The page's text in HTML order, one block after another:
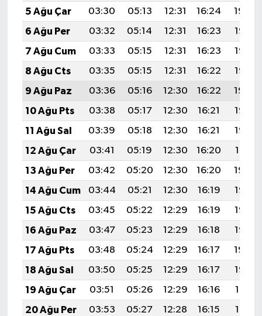
5 Ağu Çar
03:30 05:13 12:31 16:24
19:39
6 Ağu Per
03:32 05:14 12:31 16:23
19:38
7 Ağu Cum
03:33 05:15 12:31 16:23
19:37
8 Ağu Cts
03:35 05:15 12:31 16:22
19:36
9 Ağu Paz
03:36 05:16 12:30 16:22
19:34
10 Ağu Pts
03:38 05:17 12:30 16:21
19:33
11 Ağu Sal
03:39 05:18 12:30 16:21
19:32
12 Ağu Çar
03:41 05:19 12:30 16:20
19:31
13 Ağu Per
03:42 05:20 12:30 16:20
19:29
14 Ağu Cum
03:44 05:21 12:30 16:19
19:28
15 Ağu Cts
03:45 05:22 12:29 16:19
19:26
16 Ağu Paz
03:47 05:23 12:29 16:18
19:25
17 Ağu Pts
03:48 05:24 12:29 16:17
19:24
18 Ağu Sal
03:50 05:25 12:29 16:17
19:22
19 Ağu Çar
03:51 05:26 12:29 16:16
19:21
20 Ağu Per
03:53 05:27 12:28 16:15
19:19